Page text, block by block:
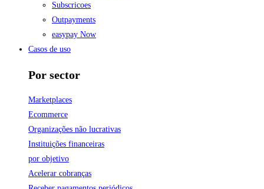
Subscricoes
Outpayments
easypay Now
Casos de uso
Por sector
Marketplaces
Ecommerce
Organizações não lucrativas
Instituições financeiras
por objetivo
Acelerar cobranças